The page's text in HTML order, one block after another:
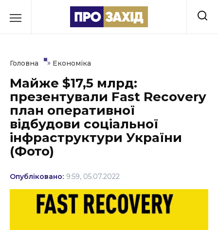
до
Культура
Освіта
Події
Спорт
Головна » Економіка
Майже $17,5 млрд:
презентували Fast Recovery
план оперативної
відбудови соціальної
інфраструктури України
(Фото)
Опубліковано: 9:59, 05.07.2022